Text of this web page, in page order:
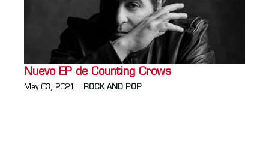
Nuevo EP de Counting Crows
May 03, 2021 ROCK AND POP